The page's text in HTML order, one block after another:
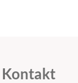
Kontakt